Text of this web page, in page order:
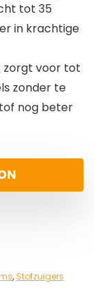
tot 35
in krachtige
zorgt voor tot
zonder te
nog beter
, Stofzuigers